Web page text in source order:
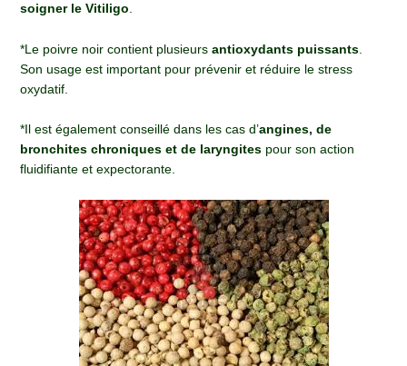
soigner le Vitiligo.
*Le poivre noir contient plusieursantioxydants puissants
Son usage est important pour prévenir et réduire le stress
oxydatif.
*Il est également conseillé dans les cas d’angines, de
bronchites chroniques et de laryngites pour son action
fluidifiante et expectorante.